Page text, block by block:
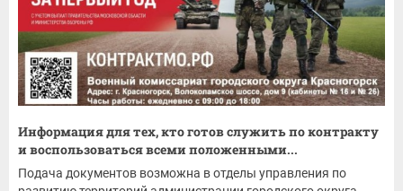
Информация для тех, кто готов служить по контракту
и воспользоваться всеми положенными...
Подача документов возможна в отделы управления по